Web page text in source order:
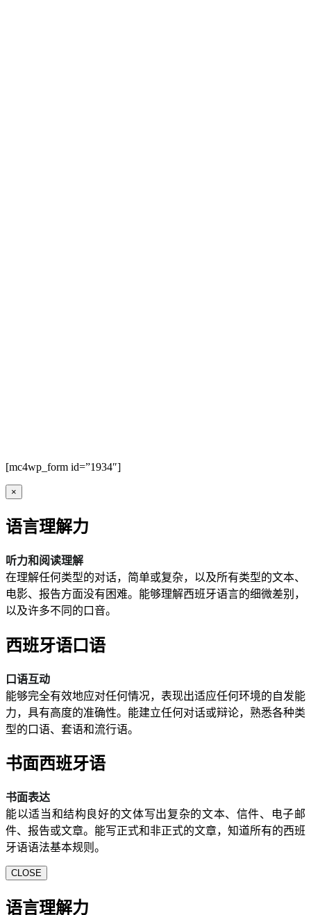
[mc4wp_form id=”1934″]
×
语言理解力
听力和阅读理解
在理解任何类型的对话，简单或复杂，以及所有类型的文本、
电影、报告方面没有困难。能够理解西班牙语言的细微差别，
以及许多不同的口音。
西班牙语口语
口语互动
能够完全有效地应对任何情况，表现出适应任何环境的自发能
力，具有高度的准确性。能建立任何对话或辩论，熟悉各种类
型的口语、套语和流行语。
书面西班牙语
书面表达
能以适当和结构良好的文体写出复杂的文本、信件、电子邮
件、报告或文章。能写正式和非正式的文章，知道所有的西班
牙语语法基本规则。
CLOSE
语言理解力